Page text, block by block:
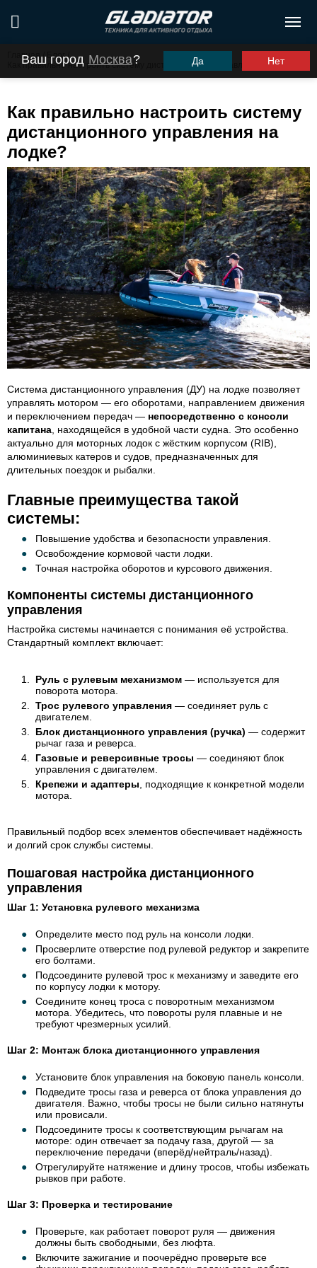
Ваш город Москва? Да Нет
Главная Блог /
Как правильно настроить систему дистанционного управления на лодке?
Как правильно настроить систему
дистанционного управления на
лодке?
Система дистанционного управления (ДУ) на лодке позволяет
управлять мотором — его оборотами, направлением движения
и переключением передач — непосредственно с консоли
капитана, находящейся в удобной части судна. Это особенно
актуально для моторных лодок с жёстким корпусом (RIB),
алюминиевых катеров и судов, предназначенных для
длительных поездок и рыбалки.
Главные преимущества такой
системы:
Повышение удобства и безопасности управления.
Освобождение кормовой части лодки.
Точная настройка оборотов и курсового движения.
Компоненты системы дистанционного
управления
Настройка системы начинается с понимания её устройства.
Стандартный комплект включает:
Руль с рулевым механизмом — используется для
поворота мотора.
Трос рулевого управления — соединяет руль с
двигателем.
Блок дистанционного управления (ручка) — содержит
рычаг газа и реверса.
Газовые и реверсивные тросы — соединяют блок
управления с двигателем.
Крепежи и адаптеры, подходящие к конкретной модели
мотора.
Правильный подбор всех элементов обеспечивает надёжность
и долгий срок службы системы.
Пошаговая настройка дистанционного
управления
Шаг 1: Установка рулевого механизма
Определите место под руль на консоли лодки.
Просверлите отверстие под рулевой редуктор и закрепите
его болтами.
Подсоедините рулевой трос к механизму и заведите его
по корпусу лодки к мотору.
Соедините конец троса с поворотным механизмом
мотора. Убедитесь, что повороты руля плавные и не
требуют чрезмерных усилий.
Шаг 2: Монтаж блока дистанционного управления
Установите блок управления на боковую панель консоли.
Подведите тросы газа и реверса от блока управления до
двигателя. Важно, чтобы тросы не были сильно натянуты
или провисали.
Подсоедините тросы к соответствующим рычагам на
моторе: один отвечает за подачу газа, другой — за
переключение передачи (вперёд/нейтраль/назад).
Отрегулируйте натяжение и длину тросов, чтобы избежать
рывков при работе.
Шаг 3: Проверка и тестирование
Проверьте, как работает поворот руля — движения
должны быть свободными, без люфта.
Включите зажигание и поочерёдно проверьте все